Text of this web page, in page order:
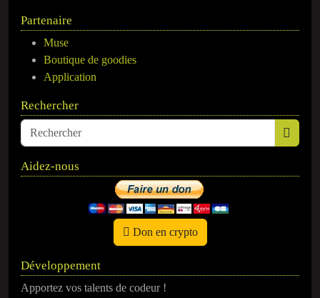
Partenaire
Muse
Boutique de goodies
Application
Rechercher
Aidez-nous
Don en crypto
Développement
Apportez vos talents de codeur !